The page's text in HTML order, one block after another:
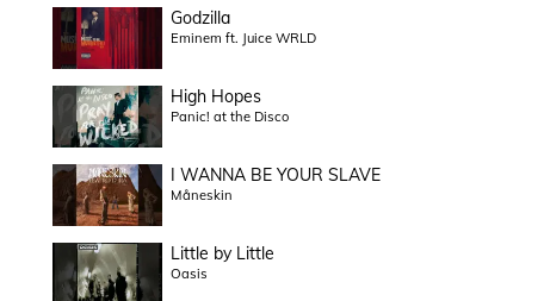
Godzilla
Eminem ft. Juice WRLD
High Hopes
Panic! at the Disco
I WANNA BE YOUR SLAVE
Måneskin
Little by Little
Oasis